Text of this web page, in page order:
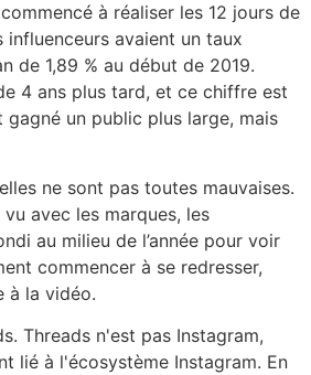
à réaliser les 12 jours de
influenceurs avaient un taux
de 1,89 % au début de 2019.
4 ans plus tard, et ce chiffre est
gagné un public plus large, mais
ne sont pas toutes mauvaises.
vu avec les marques, les
au milieu de l’année pour voir
commencer à se redresser,
à la vidéo.
Threads n'est pas Instagram,
lié à l'écosystème Instagram. En